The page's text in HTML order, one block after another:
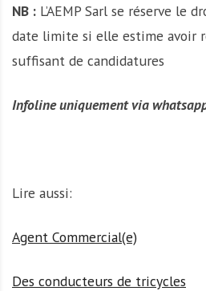
NB : L’AEMP Sarl se réserve le
date limite si elle estime avoir
suffisant de candidatures
Infoline uniquement via
Lire aussi:
Agent Commercial(e)
Des conducteurs de tricycles